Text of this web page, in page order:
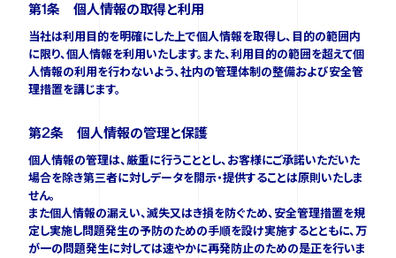
イベント
ご購入をご検討の方
第1条 個人情報の取得と利用
当社は利用目的を明確にした上で個人情報を取得し、目的の範囲内
に限り、個人情報を利用いたします。また、利用目的の範囲を超えて個
人情報の利用を行わないよう、社内の管理体制の整備および安全管
理措置を講じます。
第2条 個人情報の管理と保護
個人情報の管理は、厳重に行うこととし、お客様にご承諾いただいた
場合を除き第三者に対しデータを開示・提供することは原則いたしま
せん。
また個人情報の漏えい、滅失又はき損を防ぐため、安全管理措置を規
定し実施し問題発生の予防のための手順を設け実施するとともに、万
が一の問題発生に対しては速やかに再発防止のための是正を行いま